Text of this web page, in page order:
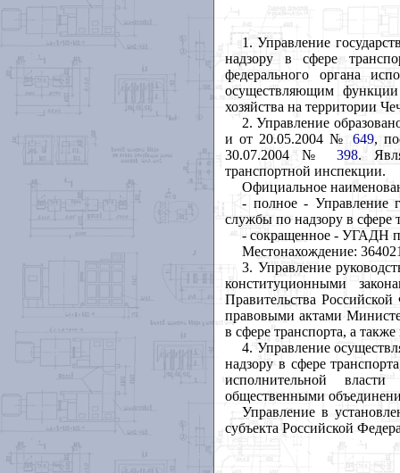
1. Управление
надзору в сфере
федерального органа
осуществляющим
хозяйства на территории
2. Управление
и от 20.05.2004 № 649,
30.07.2004 № 398.
транспортной инспекции.
Официальное
- полное - Управление
службы по надзору в сфере
- сокращенное - УГАДН
Местонахождение:
3. Управление
конституционными
Правительства
правовыми актами
в сфере транспорта, а
4. Управление
надзору в сфере
исполнительной
общественными
Управление в
субъекта Российской